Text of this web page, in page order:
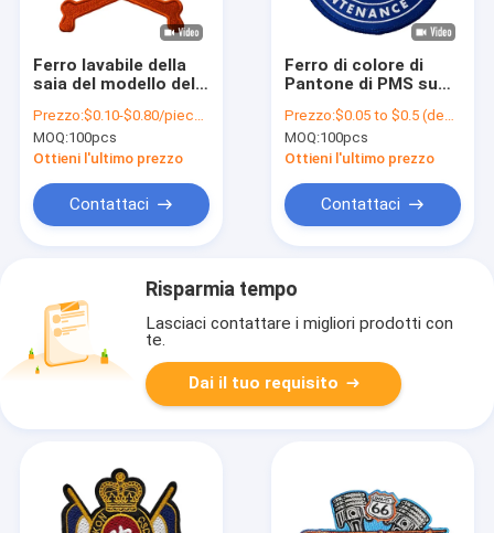
Ferro lavabile della
saia del modello del
ricamate per
abbigliamento
Prezzo:$0.10-$0.80/piece (depends on the design and order quantity)
MOQ:100pcs
Ottieni l'ultimo prezzo
Contattaci
Ferro di colore di
Pantone di PMS su
ricamato di Eco delle
toppe
Prezzo:$0.05 to $0.5 (depends on the design and order quantity)
MOQ:100pcs
Ottieni l'ultimo prezzo
Contattaci
Risparmia tempo
Lasciaci contattare i migliori prodotti con
te.
Dai il tuo requisito